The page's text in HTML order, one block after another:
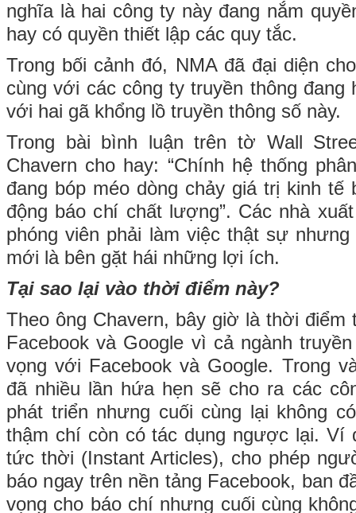
nghĩa là hai công ty này đang nắm
hay có quyền thiết lập các quy tắc.
Trong bối cảnh đó, NMA đã đại diện
cùng với các công ty truyền thông
với hai gã khổng lồ truyền thông số này.
Trong bài bình luận trên tờ Wall
Chavern cho hay: “Chính hệ thống
đang bóp méo dòng chảy giá trị kinh tế
động báo chí chất lượng”. Các nhà
phóng viên phải làm việc thật sự
mới là bên gặt hái những lợi ích.
Tại sao lại vào thời điểm này?
Theo ông Chavern, bây giờ là thời điểm
Facebook và Google vì cả ngành
vọng với Facebook và Google. Trong
đã nhiều lần hứa hẹn sẽ cho ra các
phát triển nhưng cuối cùng lại không
thậm chí còn có tác dụng ngược lại. Ví
tức thời (Instant Articles), cho phép
báo ngay trên nền tảng Facebook, ban
vọng cho báo chí nhưng cuối cùng